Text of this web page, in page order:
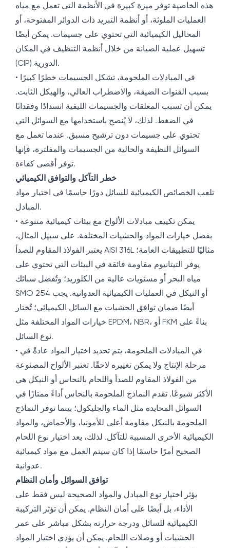
هذه الخاصية توفر ميزة كبيرة في الأنظمة التي تعمل مع مياه
العمليات الملوثة، أو أنظمة التبريد ذات الدوائر المفتوحة، أو
المحاليل الكيميائية التي تحتوي على جسيمات. يمكن أيضًا
تسهيل عملية الصيانة من خلال أنظمة التنظيف في المكان
(CIP) الدورية.
• في المبادلات الملحومة، تشكل الجسيمات خطرًا كبيرًا
بسبب القنوات الضيقة، والاضطراب العالي، والهيكل الثابت.
يمكن أن تسبب المعلقات والجسيمات الليفية انسدادًا وفقدانًا
في الضغط. لذلك، لا يُنصح باستخدامها مع السوائل التي
تحتوي على جسيمات دون ترشيح مسبق. عندما تعمل مع
السوائل النظيفة والخالية من الجسيمات والمفلترة، فإنها
توفر أقصى كفاءة.
خطر التآكل والتوافق الكيميائي
تلعب الخصائص الكيميائية للسائل دورًا حاسمًا في اختيار مواد
المبادل.
• يمكن تكييف مبادلات الألواح مع بيئات كيميائية متنوعة
بفضل خيارات المواد والحشيات المختلفة. على سبيل المثال،
يعتبر الفولاذ المقاوم للصدأ AISI 316L مثاليًا للتطبيقات العامة؛
يوفر التيتانيوم مقاومة فائقة في البيئات التي تحتوي على
مياه البحر أو مستويات عالية من الكلوريد؛ وتُفضل سبائك
SMO 254 أو النيكل في العمليات الكيميائية العدوانية. يجب
أيضًا ضمان توافق الحشيات مع السائل الكيميائي؛ تُختار
خيارات المواد المختلفة مثل EPDM، NBR، أو FKM بناءً على
نوع السائل.
• في المبادلات الملحومة، يتم تحديد اختيار المواد عادةً في
مرحلة الإنتاج ولا يمكن تغييره لاحقًا. تعتبر الألواح المصنوعة
من الفولاذ المقاوم للصدأ واللحام بالنحاس أو النيكل هي
الأكثر شيوعًا. تقدم النماذج الملحومة بالنحاس أداءً ممتازًا في
السوائل المحايدة مثل الماء والجليكول؛ بينما توفر النماذج
الملحومة بالنيكل مقاومة أعلى للأمونيا، والأحماض، والمواد
الكيميائية الأخرى المسببة للتآكل. لذلك، يعد اختيار نوع اللحام
الصحيح أمرًا حاسمًا إذا كان سيتم العمل مع مواد كيميائية
عدوانية.
توافق السوائل وأمان النظام
يؤثر اختيار نوع المبادل والمواد الصحيحة ليس فقط على
الأداء، بل أيضًا على أمان النظام. يمكن أن تؤثر التركيبة
الكيميائية للسائل ودرجة حرارته بشكل مباشر على عمر
الحشيات أو وصلات اللحام. يمكن أن يؤدي اختيار المواد